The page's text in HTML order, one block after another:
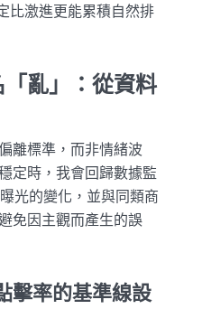
比激進更能累積自然排
亂」：從資料
離標準，而非情緒波
定時，我會回歸數據監
光的變化，並與同類商
免因主觀而產生的誤
擊率的基準線設